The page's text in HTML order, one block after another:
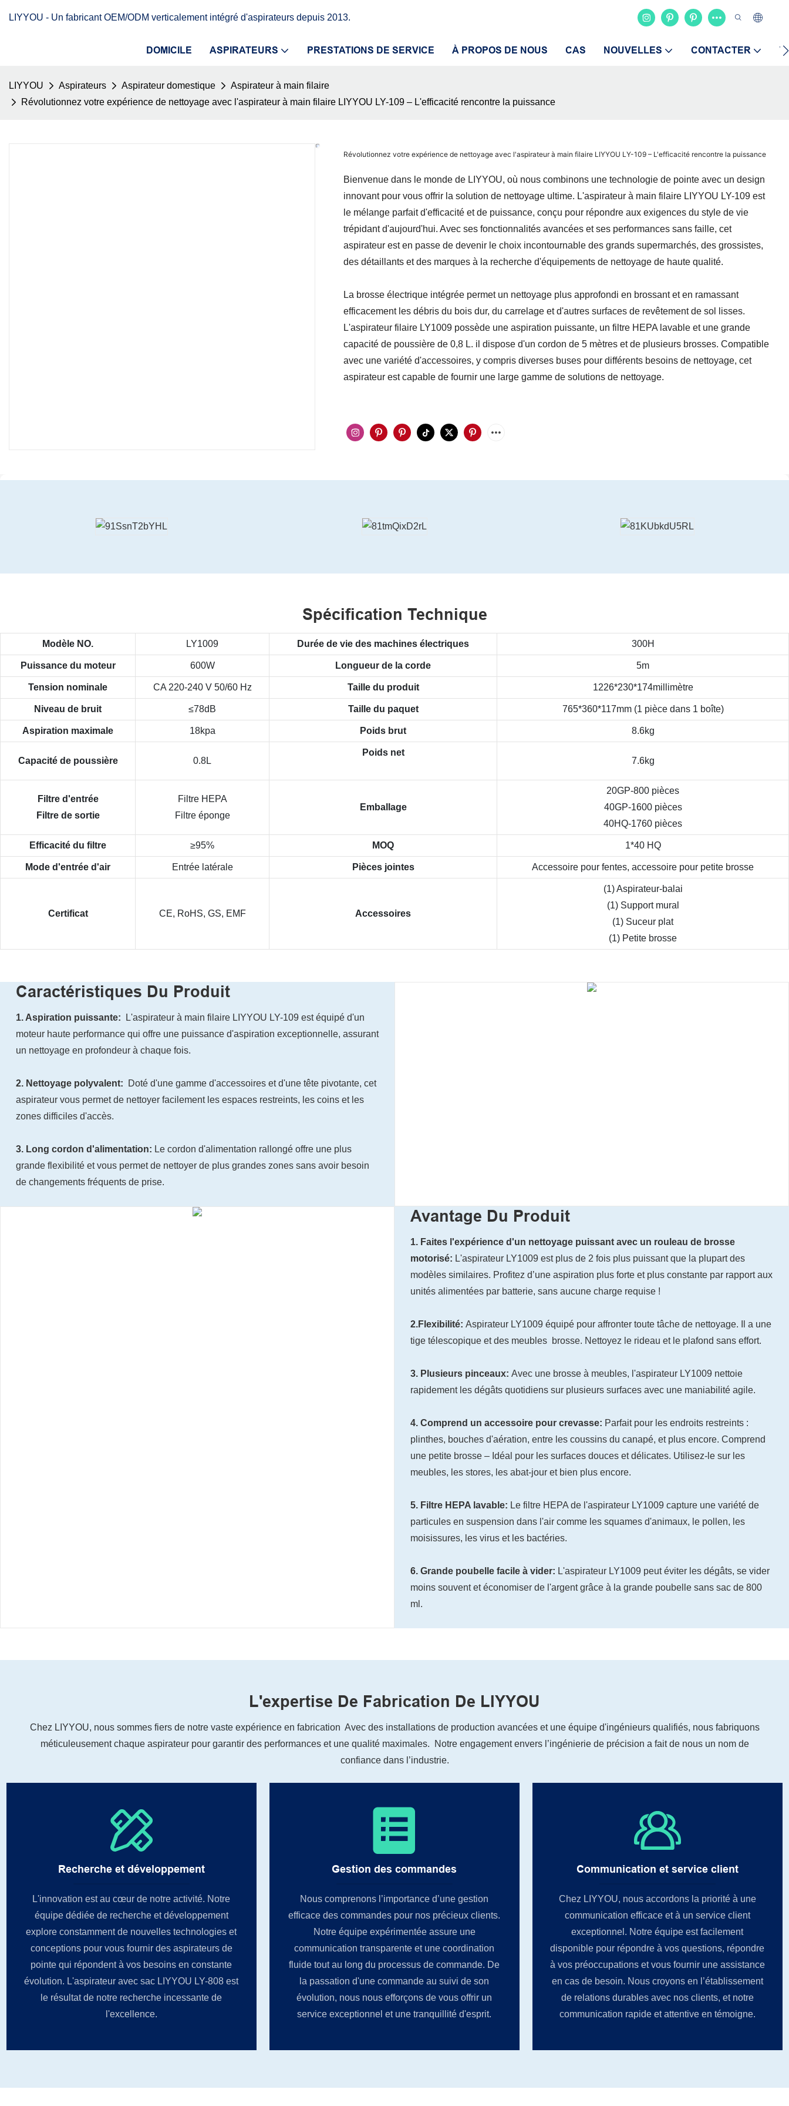
LIYYOU - Un fabricant OEM/ODM verticalement intégré d'aspirateurs depuis 2013.
DOMICILE ASPIRATEURS PRESTATIONS DE SERVICE À PROPOS DE NOUS CAS NOUVELLES CONTACTER
LIYYOU Aspirateurs Aspirateur domestique
Aspirateur à main filaire
Révolutionnez votre expérience de nettoyage avec l'aspirateur à main filaire LIYYOU LY-109 – L'efficacité rencontre la puissance
Révolutionnez votre expérience de nettoyage avec l'aspirateur à main filaire LIYYOU LY-109 – L'efficacité rencontre la puissance
Bienvenue dans le monde de LIYYOU, ​​où nous combinons une technologie de pointe avec un design
innovant pour vous offrir la solution de nettoyage ultime. L'aspirateur à main filaire LIYYOU LY-109 est
le mélange parfait d'efficacité et de puissance, conçu pour répondre aux exigences du style de vie
trépidant d'aujourd'hui. Avec ses fonctionnalités avancées et ses performances sans faille, cet
aspirateur est en passe de devenir le choix incontournable des grands supermarchés, des grossistes,
des détaillants et des marques à la recherche d'équipements de nettoyage de haute qualité.
La brosse électrique intégrée permet un nettoyage plus approfondi en brossant et en ramassant
efficacement les débris du bois dur, du carrelage et d'autres surfaces de revêtement de sol lisses.
L'aspirateur filaire LY1009 possède une aspiration puissante, un filtre HEPA lavable et une grande
capacité de poussière de 0,8 L. il dispose d'un cordon de 5 mètres et de plusieurs brosses. Compatible
avec une variété d'accessoires, y compris diverses buses pour différents besoins de nettoyage, cet
aspirateur est capable de fournir une large gamme de solutions de nettoyage.
Spécification Technique
Modèle NO. LY1009 Durée de vie des machines électriques 300H
Puissance du moteur 600W Longueur de la corde 5m
Tension nominale CA 220-240 V 50/60 Hz Taille du produit 1226*230*174millimètre
Niveau de bruit ≤78dB Taille du paquet 765*360*117mm (1 pièce dans 1 boîte)
Aspiration maximale 18kpa Poids brut 8.6kg
Capacité de poussière 0.8L
Poids net
7.6kg
Filtre d'entrée
Filtre de sortie
Filtre HEPA
Filtre éponge
Emballage
20GP-800 pièces
40GP-1600 pièces
40HQ-1760 pièces
Efficacité du filtre ≥95% MOQ 1*40 HQ
Mode d'entrée d'air Entrée latérale Pièces jointes Accessoire pour fentes, accessoire pour petite brosse
Certificat CE, RoHS, GS, EMF Accessoires
(1) Aspirateur-balai
(1) Support mural
(1) Suceur plat
(1) Petite brosse
Caractéristiques Du Produit
1. Aspiration puissante:
L'aspirateur à main filaire LIYYOU LY-109 est équipé d'un
moteur haute performance qui offre une puissance d'aspiration exceptionnelle, assurant
un nettoyage en profondeur à chaque fois.
2. Nettoyage polyvalent:
Doté d'une gamme d'accessoires et d'une tête pivotante, cet
aspirateur vous permet de nettoyer facilement les espaces restreints, les coins et les
zones difficiles d'accès.
3. Long cordon d'alimentation: Le cordon d'alimentation rallongé offre une plus
grande flexibilité et vous permet de nettoyer de plus grandes zones sans avoir besoin
de changements fréquents de prise.
Avantage Du Produit
1. Faites l'expérience d'un nettoyage puissant avec un rouleau de brosse
motorisé: L'aspirateur LY1009 est plus de 2 fois plus puissant que la plupart des
modèles similaires. Profitez d’une aspiration plus forte et plus constante par rapport aux
unités alimentées par batterie, sans aucune charge requise !
2.Flexibilité: Aspirateur LY1009 équipé pour affronter toute tâche de nettoyage. Il a une
tige télescopique et des meubles brosse. Nettoyez le rideau et le plafond sans effort.
3. Plusieurs pinceaux: Avec une brosse à meubles, l'aspirateur LY1009 nettoie
rapidement les dégâts quotidiens sur plusieurs surfaces avec une maniabilité agile.
4. Comprend un accessoire pour crevasse: Parfait pour les endroits restreints :
plinthes, bouches d'aération, entre les coussins du canapé, et plus encore. Comprend
une petite brosse – Idéal pour les surfaces douces et délicates. Utilisez-le sur les
meubles, les stores, les abat-jour et bien plus encore.
5. Filtre HEPA lavable: Le filtre HEPA de l'aspirateur LY1009 capture une variété de
particules en suspension dans l'air comme les squames d'animaux, le pollen, les
moisissures, les virus et les bactéries.
6. Grande poubelle facile à vider: L'aspirateur LY1009 peut éviter les dégâts, se vider
moins souvent et économiser de l'argent grâce à la grande poubelle sans sac de 800
ml.
L'expertise De Fabrication De LIYYOU
Chez LIYYOU, ​​nous sommes fiers de notre vaste expérience en fabrication Avec des installations de production avancées et une équipe d'ingénieurs qualifiés, nous fabriquons
méticuleusement chaque aspirateur pour garantir des performances et une qualité maximales. Notre engagement envers l’ingénierie de précision a fait de nous un nom de
confiance dans l’industrie.
Recherche et développement
L'innovation est au cœur de notre activité. Notre
équipe dédiée de recherche et développement
explore constamment de nouvelles technologies et
conceptions pour vous fournir des aspirateurs de
pointe qui répondent à vos besoins en constante
évolution. L'aspirateur avec sac LIYYOU LY-808 est
le résultat de notre recherche incessante de
l'excellence.
Gestion des commandes
Nous comprenons l’importance d’une gestion
efficace des commandes pour nos précieux clients.
Notre équipe expérimentée assure une
communication transparente et une coordination
fluide tout au long du processus de commande. De
la passation d'une commande au suivi de son
évolution, nous nous efforçons de vous offrir un
service exceptionnel et une tranquillité d'esprit.
Communication et service client
Chez LIYYOU, ​​nous accordons la priorité à une
communication efficace et à un service client
exceptionnel. Notre équipe est facilement
disponible pour répondre à vos questions, répondre
à vos préoccupations et vous fournir une assistance
en cas de besoin. Nous croyons en l’établissement
de relations durables avec nos clients, et notre
communication rapide et attentive en témoigne.